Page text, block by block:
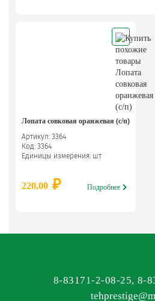
Лопата совковая оранжевая (с/п)
Артикул: 3364
Код: 3364
Единицы измерения: шт
220,00 ₽ Подробнее
8-83171-2-08-25, 8-
tehprestige@